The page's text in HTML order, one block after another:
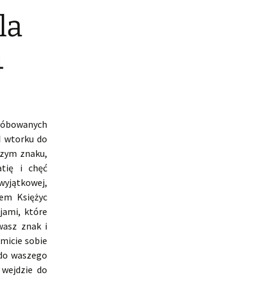
wtorku do
znaku,
i chęć
Księżyc
które
znak i
sobie
waszego
do